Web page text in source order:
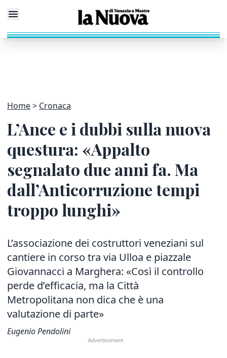
Home Cronaca
L’Ance e i dubbi sulla nuova
questura: «Appalto
segnalato due anni fa. Ma
dall’Anticorruzione tempi
troppo lunghi»
L’associazione dei costruttori veneziani sul
cantiere in corso tra via Ulloa e piazzale
Giovannacci a Marghera: «Così il controllo
perde d’efficacia, ma la Città
Metropolitana non dica che è una
valutazione di parte»
Eugenio Pendolini